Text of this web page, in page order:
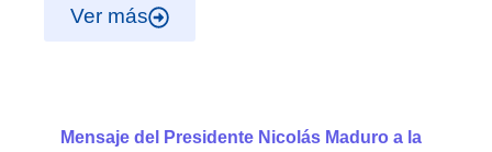
Ver más
Mensaje del Presidente Nicolás Maduro a la